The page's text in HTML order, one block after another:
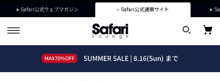
Safari公式ウェブマガジン Safari公式通販サイト